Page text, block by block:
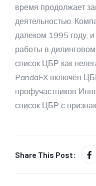
время продолжает
деятельностью.
далеком 1995 году,
работы в
список ЦБР как
PandaFX включён
профучастников
список ЦБР с
Share This Post: